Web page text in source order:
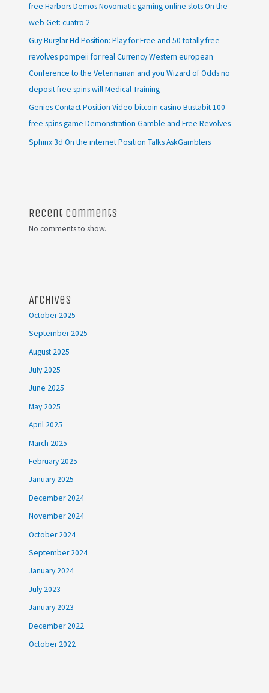
free Harbors Demos Novomatic gaming online slots On the
web Get: cuatro 2
Guy Burglar Hd Position: Play for Free and 50 totally free
revolves pompeii for real Currency Western european
Conference to the Veterinarian and you Wizard of Odds no
deposit free spins will Medical Training
Genies Contact Position Video bitcoin casino Bustabit 100
free spins game Demonstration Gamble and Free Revolves
Sphinx 3d On the internet Position Talks AskGamblers
Recent Comments
No comments to show.
Archives
October 2025
September 2025
August 2025
July 2025
June 2025
May 2025
April 2025
March 2025
February 2025
January 2025
December 2024
November 2024
October 2024
September 2024
January 2024
July 2023
January 2023
December 2022
October 2022